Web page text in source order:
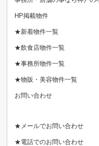
HP掲載物件
★新着物件一覧
★飲食店物件一覧
★事務所物件一覧
★物販・美容物件一覧
お問い合わせ
★メールでお問い合わせ
★電話でのお問い合わせ